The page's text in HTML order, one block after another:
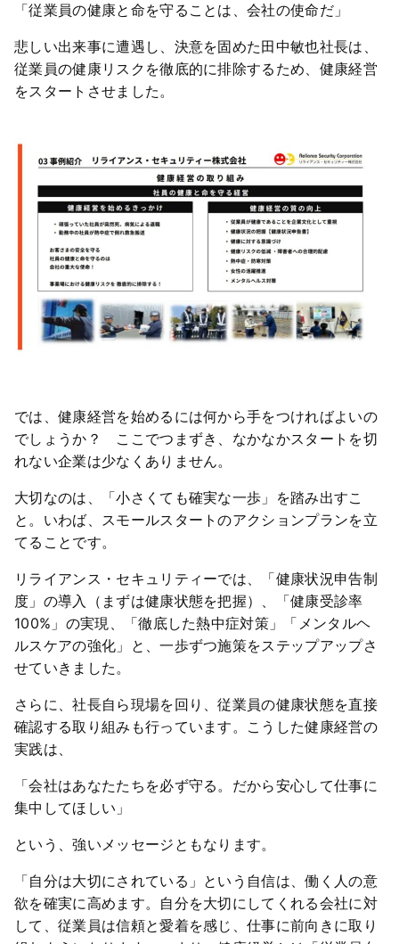
「従業員の健康と命を守ることは、会社の使命だ」
悲しい出来事に遭遇し、決意を固めた田中敏也社長は、
従業員の健康リスクを徹底的に排除するため、健康経営
をスタートさせました。
では、健康経営を始めるには何から手をつければよいの
でしょうか？ ここでつまずき、なかなかスタートを切
れない企業は少なくありません。
大切なのは、「小さくても確実な一歩」を踏み出すこ
と。いわば、スモールスタートのアクションプランを立
てることです。
リライアンス・セキュリティーでは、「健康状況申告制
度」の導入（まずは健康状態を把握）、「健康受診率
100%」の実現、「徹底した熱中症対策」「メンタルヘ
ルスケアの強化」と、一歩ずつ施策をステップアップさ
せていきました。
さらに、社長自ら現場を回り、従業員の健康状態を直接
確認する取り組みも行っています。こうした健康経営の
実践は、
「会社はあなたたちを必ず守る。だから安心して仕事に
集中してほしい」
という、強いメッセージともなります。
「自分は大切にされている」という自信は、働く人の意
欲を確実に高めます。自分を大切にしてくれる会社に対
して、従業員は信頼と愛着を感じ、仕事に前向きに取り